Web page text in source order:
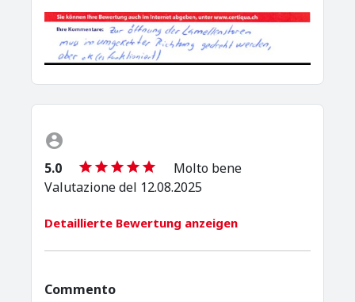
5.0
Molto bene
Valutazione del 12.08.2025
Detaillierte Bewertung anzeigen
Commento